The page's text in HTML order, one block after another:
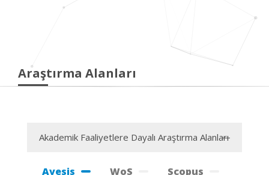
Araştırma Alanları
Akademik Faaliyetlere Dayalı Araştırma Alanları
Avesis WoS Scopus